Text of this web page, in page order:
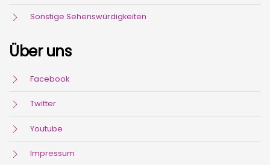
Sonstige Sehenswürdigkeiten
Über uns
Facebook
Twitter
Youtube
Impressum